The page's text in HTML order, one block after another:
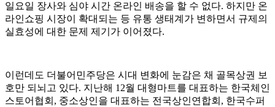
일요일 장사와 심야 시간 온라인 배송을 할 수 없다. 하지만 온
라인쇼핑 시장이 확대되는 등 유통 생태계가 변하면서 규제의
실효성에 대한 문제 제기가 이어졌다.
이런데도 더불어민주당은 시대 변화에 눈감은 채 골목상권 보
호만 되뇌고 있다. 지난해 12월 대형마트를 대표하는 한국체인
스토어협회, 중소상인을 대표하는 전국상인연합회, 한국수퍼